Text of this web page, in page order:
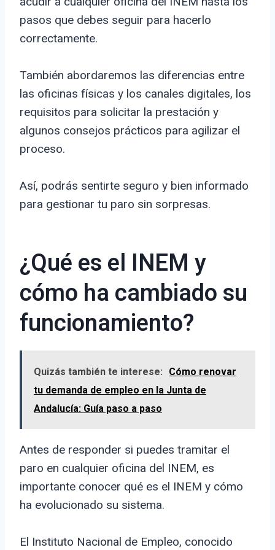
pasos que debes seguir para hacerlo
correctamente.
También abordaremos las diferencias entre
las oficinas físicas y los canales digitales, los
requisitos para solicitar la prestación y
algunos consejos prácticos para agilizar el
proceso.
Así, podrás sentirte seguro y bien informado
para gestionar tu paro sin sorpresas.
¿Qué es el INEM y
cómo ha cambiado su
funcionamiento?
Quizás también te interese:
Cómo renovar
tu demanda de empleo en la Junta de
Andalucía: Guía paso a paso
Antes de responder si puedes tramitar el
paro en cualquier oficina del INEM, es
importante conocer qué es el INEM y cómo
ha evolucionado su sistema.
El Instituto Nacional de Empleo, conocido